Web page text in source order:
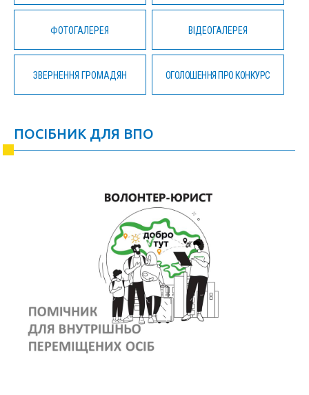
ФОТОГАЛЕРЕЯ ВІДЕОГАЛЕРЕЯ
ЗВЕРНЕННЯ ГРОМАДЯН ОГОЛОШЕННЯ ПРО КОНКУРС
ПОСІБНИК ДЛЯ ВПО